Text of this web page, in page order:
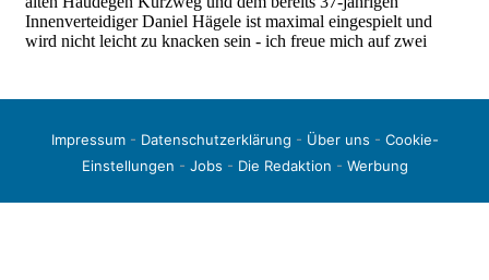
Impressum- Datenschutzerklärung - Über uns - Cookie-
Einstellungen - Jobs - Die Redaktion - Werbung